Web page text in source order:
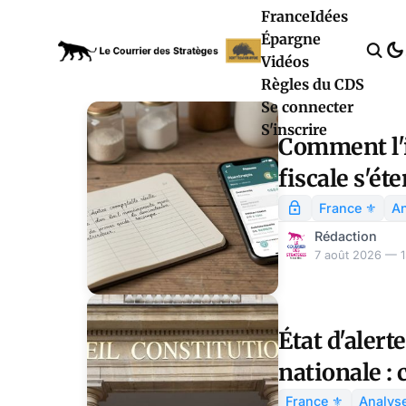
FranceIdées
Épargne
Vidéos
Règles du CDS
Se connecter
S'inscrire
2027
Comment
fiscale
France ⚜️
Rédaction
7 août 2026 —
État
nationale :
France ⚜️